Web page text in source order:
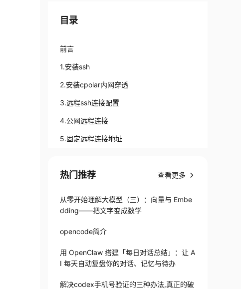
目录
前言
1.安装ssh
2.安装cpolar内网穿透
3.远程ssh连接配置
4.公网远程连接
5.固定远程连接地址
热门推荐 查看更多
从零开始理解大模型（三）：向量与 Embe
dding——把文字变成数学
opencode简介
用 OpenClaw 搭建「每日对话总结」：让 A
I 每天自动复盘你的对话、记忆与待办
解决codex手机号验证的三种办法,真正的破